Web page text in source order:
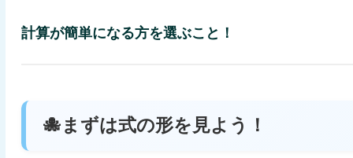
計算が簡単になる方を選ぶこと！
🐙まずは式の形を見よう！